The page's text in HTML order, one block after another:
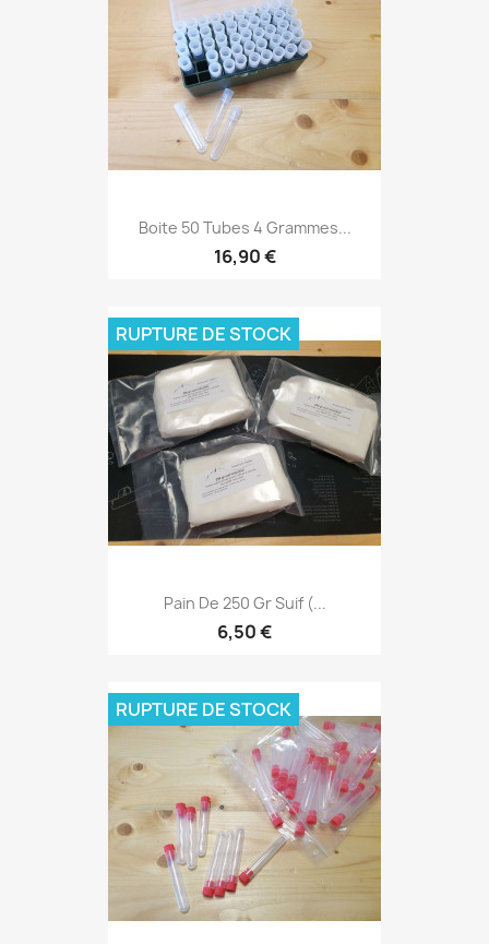
Boite 50 Tubes 4 Grammes...
16,90 €
Pain De 250 Gr Suif (...
6,50 €
RUPTURE DE STOCK
RUPTURE DE STOCK